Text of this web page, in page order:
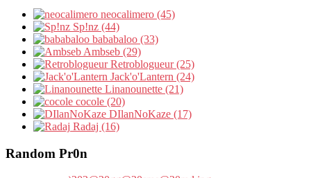
neocalimero (45)
Sp!nz (44)
bababaloo (33)
Ambseb (29)
Retroblogueur (25)
Jack'o'Lantern (24)
Linanounette (21)
cocole (20)
DIlanNoKaze (17)
Radaj (16)
Random Pr0n